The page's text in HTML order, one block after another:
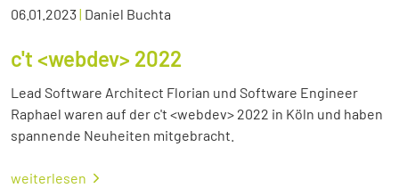
06.01.2023| Daniel Buchta
c't <webdev> 2022
Lead Software Architect Florian und Software Engineer
Raphael waren auf der c't <webdev> 2022 in Köln und haben
spannende Neuheiten mitgebracht.
weiterlesen